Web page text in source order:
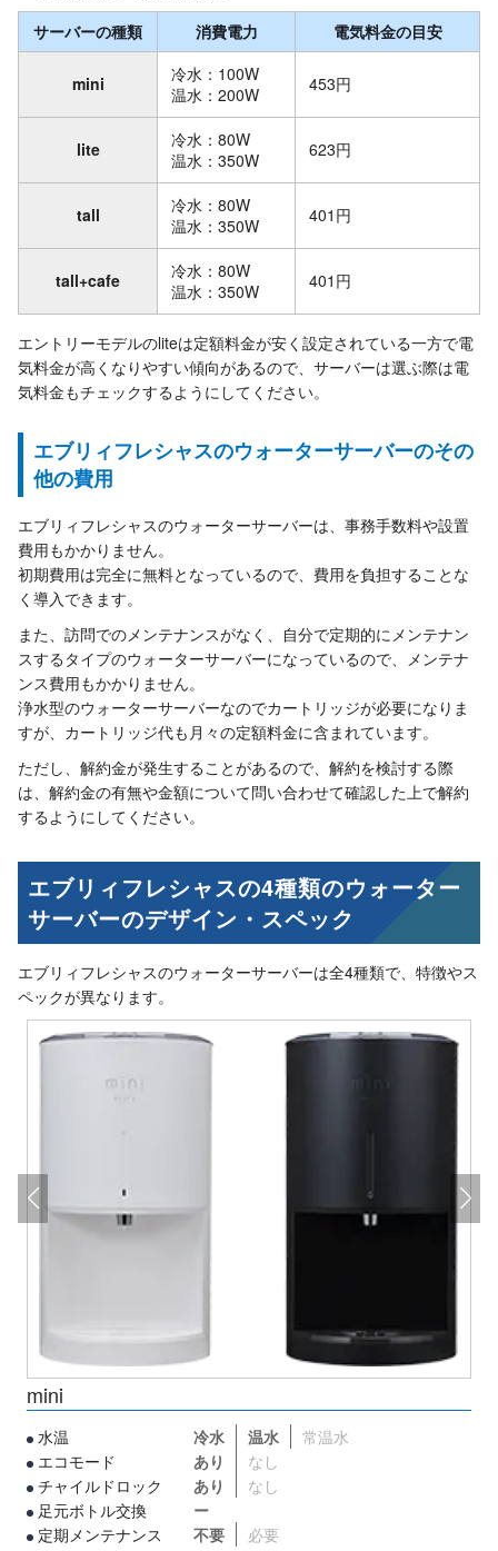
サーバーの種類
消費電力 電気料金の目安
mini
冷水：100W
温水：200W
453円
lite
冷水：80W
温水：350W
623円
tall
冷水：80W
温水：350W
401円
tall+cafe
冷水：80W
温水：350W
401円
エントリーモデルのliteは定額料金が安く設定されている一方で電
気料金が高くなりやすい傾向があるので、サーバーは選ぶ際は電
気料金もチェックするようにしてください。
エブリィフレシャスのウォーターサーバーのその
他の費用
エブリィフレシャスのウォーターサーバーは、事務手数料や設置
費用もかかりません。
初期費用は完全に無料となっているので、費用を負担することな
く導入できます。
また、訪問でのメンテナンスがなく、自分で定期的にメンテナン
スするタイプのウォーターサーバーになっているので、メンテナ
ンス費用もかかりません。
浄水型のウォーターサーバーなのでカートリッジが必要になりま
すが、カートリッジ代も月々の定額料金に含まれています。
ただし、解約金が発生することがあるので、解約を検討する際
は、解約金の有無や金額について問い合わせて確認した上で解約
するようにしてください。
エブリィフレシャスの4種類のウォーター
サーバーのデザイン・スペック
エブリィフレシャスのウォーターサーバーは全4種類で、特徴やス
ペックが異なります。
mini
水温 冷水 温水
常温水
エコモード
あり
なし
チャイルドロック
あり
なし
足元ボトル交換
ー
定期メンテナンス
不要 必要